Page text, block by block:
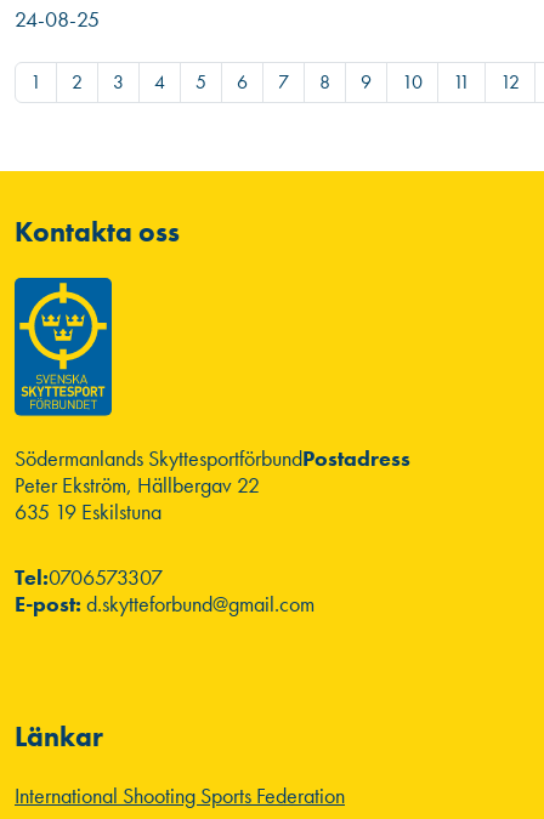
24-08-25
1 2 3 4 5 6 7 8 9 10 11 12
Kontakta oss
Postadress
Södermanlands Skyttesportförbund
Peter Ekström, Hällbergav 22
635 19 Eskilstuna
Tel:0706573307
E-post: d.skytteforbund@gmail.com
Länkar
International Shooting Sports Federation